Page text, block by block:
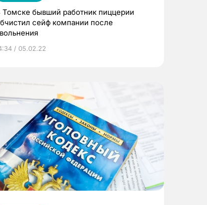
Томске бывший работник пиццерии
сейф компании после
/ 05.02.22